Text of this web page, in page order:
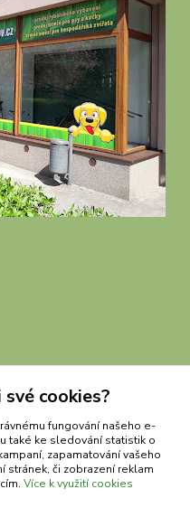
cookies?
fungování našeho e-
také ke sledování statistik o
zapamatování vašeho
stránek, či zobrazení reklam
Více k využití cookies